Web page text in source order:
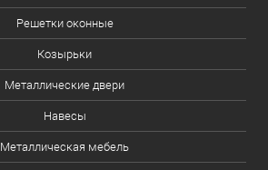
Решетки оконные
Козырьки
Металлические двери
Навесы
Металлическая мебель